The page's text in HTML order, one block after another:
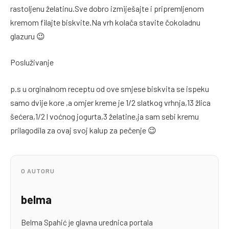
rastoljenu želatinu.Sve dobro izmiješajte i pripremljenom
kremom filajte biskvite.Na vrh kolača stavite čokoladnu
glazuru 😉
Posluživanje
p.s u orginalnom receptu od ove smjese biskvita se ispeku
samo dvije kore ,a omjer kreme je 1/2 slatkog vrhnja,13 žlica
šećera,1/2 l voćnog jogurta,3 želatine,ja sam sebi kremu
prilagodila za ovaj svoj kalup za pečenje 😉
O AUTORU
belma
Belma Spahić je glavna urednica portala